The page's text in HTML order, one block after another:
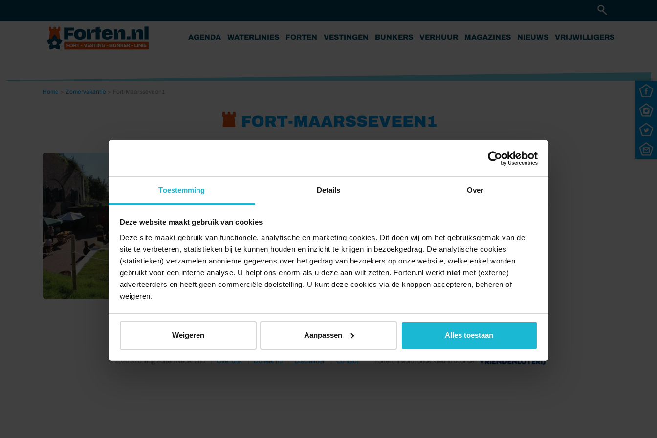
Toestemming Details Over
Deze website maakt gebruik van cookies
Deze site maakt gebruik van functionele, analytische en marketing cookies. Dit doen wij om het gebruiksgemak van de
site te verbeteren, statistieken bij te kunnen houden en inzicht te krijgen in bezoekgedrag. De analytische cookies
(statistieken) verzamelen anonieme gegevens over het gedrag van bezoekers op onze website, welke enkel worden
gebruikt voor een interne analyse. U helpt ons enorm als u deze aan wilt zetten. Forten.nl werkt niet met (externe)
adverteerders en heeft geen commerciële doelstelling. U kunt deze cookies via de knoppen accepteren, beheren of
weigeren.
Weigeren Aanpassen Alles toestaan
AGENDA WATERLINIES FORTEN VESTINGEN BUNKERS VERHUUR MAGAZINES NIEUWS VRIJWILLIGERS
Home Zomervakantie
FORT-MAARSSEVEEN1
© 2026 Stichting Forten Nederland Over ons Doneer nu Disclaimer Contact Forten.nl wordt ondersteund door de